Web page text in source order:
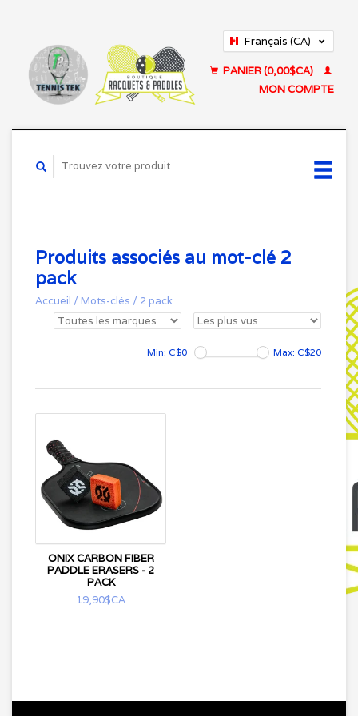
Français (CA)
PANIER (0,00$CA)
MON COMPTE
Produits associés au mot-clé 2
pack
Accueil / Mots-clés / 2 pack
Min: C$0 Max: C$20
ONIX CARBON FIBER
PADDLE ERASERS - 2
PACK
19,90$CA